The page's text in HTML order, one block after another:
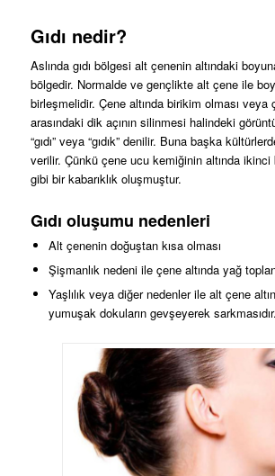
Gıdı nedir?
Aslında gıdı bölgesi alt çenenin altındaki
bölgedir. Normalde ve gençlikte alt çene ile
birleşmelidir. Çene altında birikim olması
arasındaki dik açının silinmesi halindeki
“gıdı” veya “gıdık” denilir. Buna başka
verilir. Çünkü çene ucu kemiğinin altında ikinci
gibi bir kabarıklık oluşmuştur.
Gıdı oluşumu nedenleri
Alt çenenin doğuştan kısa olması
Şişmanlık nedeni ile çene altında yağ
Yaşlılık veya diğer nedenler ile alt çene
yumuşak dokuların gevşeyerek sarkmasıdır.